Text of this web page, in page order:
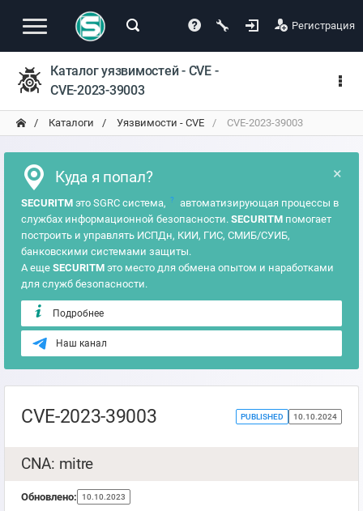
Регистрация
Каталог уязвимостей - CVE -
CVE-2023-39003
Каталоги Уязвимости - CVE CVE-2023-39003
×
Куда я попал?
SECURITM это SGRC система, ?
автоматизирующая процессы в
службах информационной безопасности. SECURITM помогает
построить и управлять ИСПДн, КИИ, ГИС, СМИБ/СУИБ,
банковскими системами защиты.
А еще SECURITM это место для обмена опытом и наработками
для служб безопасности.
Подробнее
Наш канал
CVE-2023-39003 PUBLISHED 10.10.2024
CNA: mitre
Обновлено: 10.10.2023